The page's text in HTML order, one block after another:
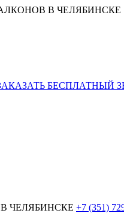
В ЧЕЛЯБИНСКЕ
БЕСПЛАТНЫЙ
ЧЕЛЯБИНСКЕ +7 (351)